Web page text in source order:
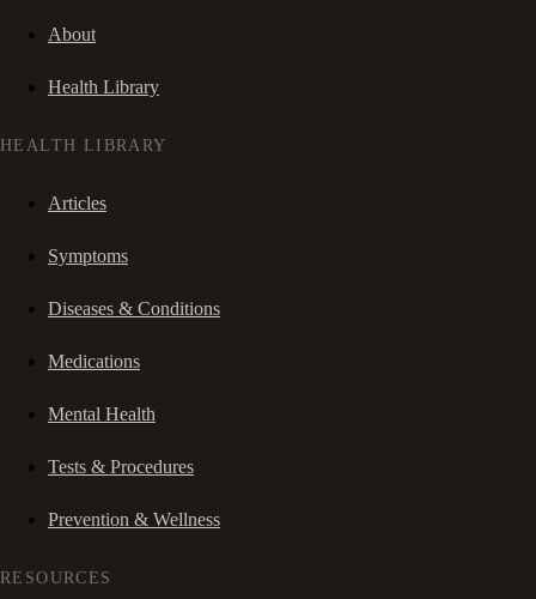
About
Health Library
HEALTH LIBRARY
Articles
Symptoms
Diseases & Conditions
Medications
Mental Health
Tests & Procedures
Prevention & Wellness
RESOURCES